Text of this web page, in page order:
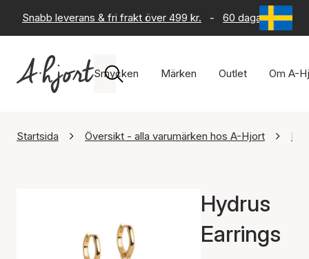
Snabb leverans & fri frakt över 499 kr. - 60 dagars
Smycken Märken Outlet Om A-
Startsida Översikt - alla varumärken hos A-Hjort
Hydrus
Earrings